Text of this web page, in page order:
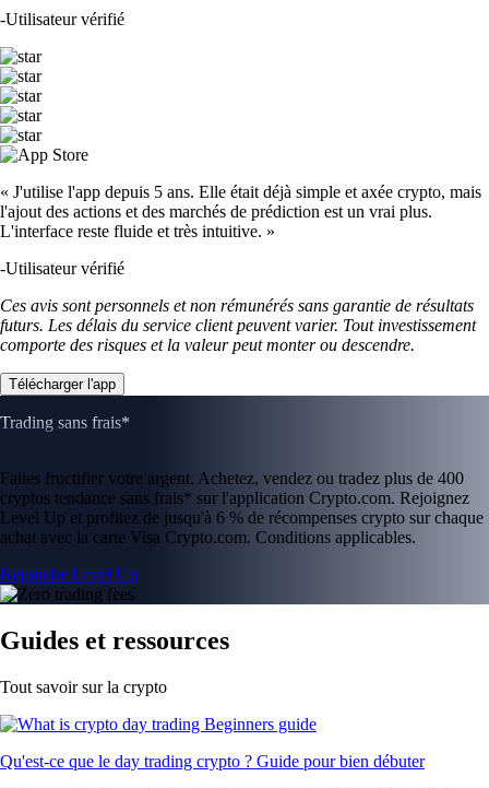
-Utilisateur vérifié
« J'utilise l'app depuis 5 ans. Elle était déjà simple et axée crypto, mais
l'ajout des actions et des marchés de prédiction est un vrai plus.
L'interface reste fluide et très intuitive. »
-Utilisateur vérifié
Ces avis sont personnels et non rémunérés sans garantie de résultats
futurs. Les délais du service client peuvent varier. Tout investissement
comporte des risques et la valeur peut monter ou descendre.
Télécharger l'app
Trading sans frais*
Faites fructifier votre argent. Achetez, vendez ou tradez plus de 400
cryptos tendance sans frais* sur l'application Crypto.com. Rejoignez
Level Up et profitez de jusqu'à 6 % de récompenses crypto sur chaque
achat avec la carte Visa Crypto.com. Conditions applicables.
Rejoindre Level Up
Guides et ressources
Tout savoir sur la crypto
Qu'est-ce que le day trading crypto ? Guide pour bien débuter